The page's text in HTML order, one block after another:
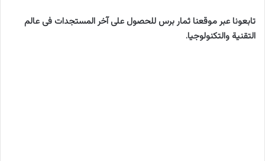
تابعونا عبر موقعنا ثمار برس للحصول على آخر المستجدات فى عالم
التقنية والتكنولوجيا.